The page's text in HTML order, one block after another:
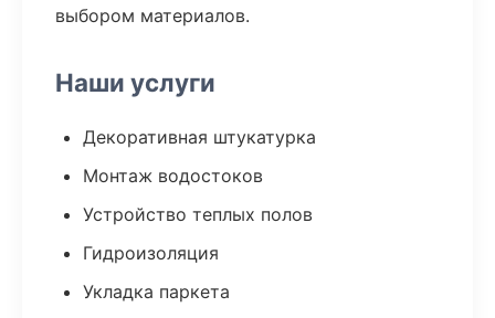
выбором материалов.
Наши услуги
Декоративная штукатурка
Монтаж водостоков
Устройство теплых полов
Гидроизоляция
Укладка паркета